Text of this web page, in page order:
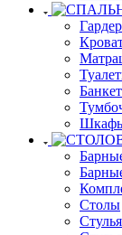
Столы
Стулья